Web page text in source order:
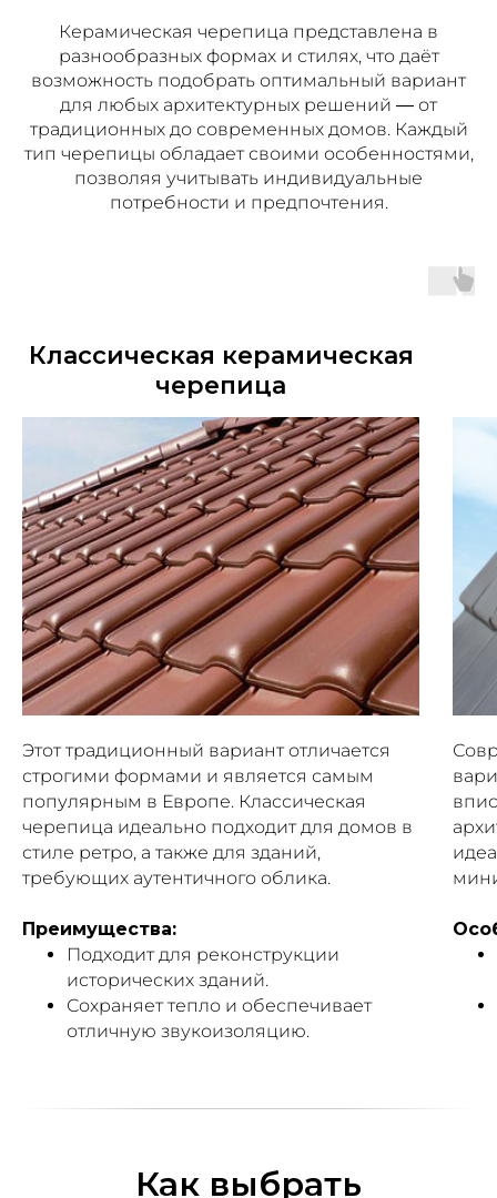
Керамическая черепица представлена в
разнообразных формах и стилях, что даёт
возможность подобрать оптимальный вариант
для любых архитектурных решений — от
традиционных до современных домов. Каждый
тип черепицы обладает своими особенностями,
позволяя учитывать индивидуальные
потребности и предпочтения.
Классическая керамическая
черепица
Этот традиционный вариант отличается
строгими формами и является самым
популярным в Европе. Классическая
черепица идеально подходит для домов в
стиле ретро, а также для зданий,
требующих аутентичного облика.
Преимущества:
Подходит для реконструкции
исторических зданий.
Сохраняет тепло и обеспечивает
отличную звукоизоляцию.
Как выбрать